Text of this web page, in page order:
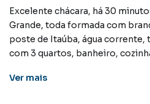
Excelente chácara, há 30
Grande, toda formada com
poste de Itaúba, água corrente,
com 3 quartos, banheiro,
para caseiro; 1 galpão e caixa
Ver mais